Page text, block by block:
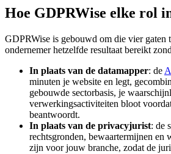
Hoe GDPRWise elke rol
GDPRWise is gebouwd om die vier gaten
ondernemer hetzelfde resultaat bereikt
In plaats van de datamapper: de
minuten je website en legt,
gebouwde sectorbasis, je
verwerkingsactiviteiten bloot
beantwoordt.
In plaats van de privacyjurist: de
rechtsgronden, bewaartermijnen en
zijn voor jouw branche, zodat de